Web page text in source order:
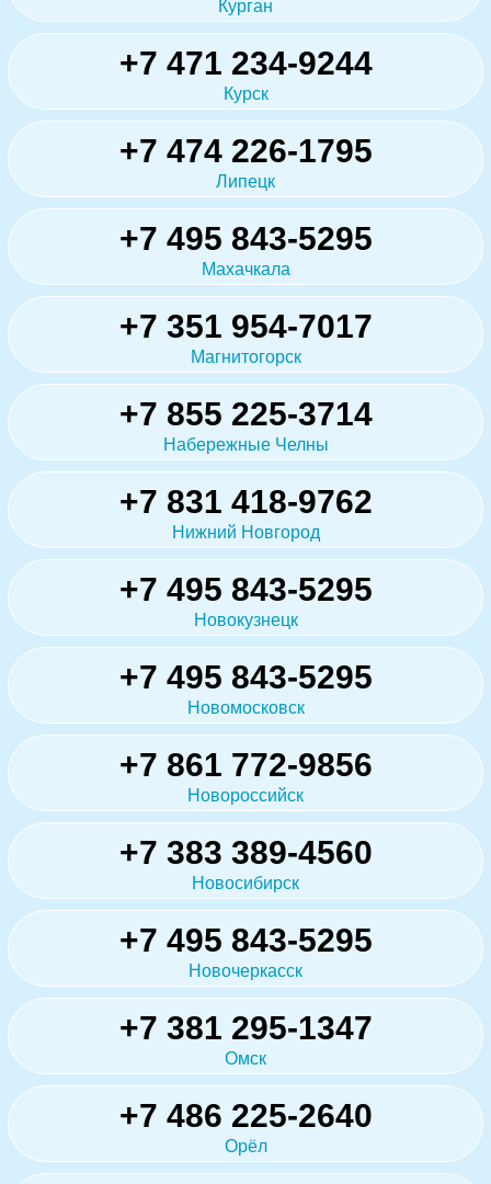
Курган
+7 471 234-9244
Курск
+7 474 226-1795
Липецк
+7 495 843-5295
Махачкала
+7 351 954-7017
Магнитогорск
+7 855 225-3714
Набережные Челны
+7 831 418-9762
Нижний Новгород
+7 495 843-5295
Новокузнецк
+7 495 843-5295
Новомосковск
+7 861 772-9856
Новороссийск
+7 383 389-4560
Новосибирск
+7 495 843-5295
Новочеркасск
+7 381 295-1347
Омск
+7 486 225-2640
Орёл